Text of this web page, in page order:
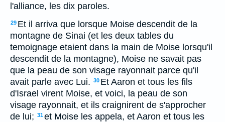
l'alliance, les dix paroles.
29 Et il arriva que lorsque Moise descendit de la
montagne de Sinai (et les deux tables du
temoignage etaient dans la main de Moise lorsqu'il
descendit de la montagne), Moise ne savait pas
que la peau de son visage rayonnait parce qu'il
avait parle avec Lui. 30 Et Aaron et tous les fils
d'Israel virent Moise, et voici, la peau de son
visage rayonnait, et ils craignirent de s'approcher
de lui; 31et Moise les appela, et Aaron et tous les